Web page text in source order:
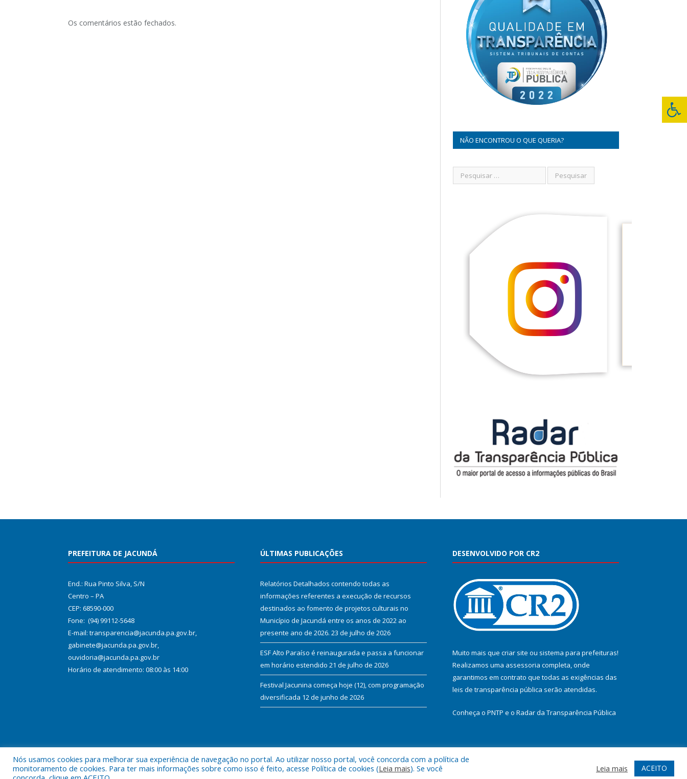
Os comentários estão fechados.
NÃO ENCONTROU O QUE QUERIA?
PREFEITURA DE JACUNDÁ
End.: Rua Pinto Silva, S/N
Centro – PA
CEP: 68590-000
Fone: (94) 99112-5648
E-mail: transparencia@jacunda.pa.gov.br,
gabinete@jacunda.pa.gov.br,
ouvidoria@jacunda.pa.gov.br
Horário de atendimento: 08:00 às 14:00
ÚLTIMAS PUBLICAÇÕES
Relatórios Detalhados contendo todas as
informações referentes a execução de recursos
destinados ao fomento de projetos culturais no
Município de Jacundá entre os anos de 2022 ao
presente ano de 2026. 23 de julho de 2026
ESF Alto Paraíso é reinaugurada e passa a funcionar
em horário estendido 21 de julho de 2026
Festival Jacunina começa hoje (12), com programação
diversificada 12 de junho de 2026
DESENVOLVIDO POR CR2
Muito mais que criar site ou sistema para prefeituras!
Realizamos uma assessoria completa, onde
garantimos em contrato que todas as exigências das
leis de transparência pública serão atendidas.
Conheça o PNTP e o Radar da Transparência Pública
Todos os direitos reservados a Prefeitura Municipal de Jacundá. Mapa do Site Acessar Webmail
Nós usamos cookies para melhorar sua experiência de navegação no portal. Ao utilizar nosso portal, você concorda com a política de
monitoramento de cookies. Para ter mais informações sobre como isso é feito, acesse Política de cookies (Leia mais). Se você
Leia mais ACEITO